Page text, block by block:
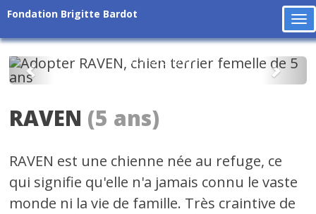
Fondation Brigitte Bardot
Précédent
RAVEN (5 ans)
RAVEN est une chienne née au refuge, ce
qui signifie qu'elle n'a jamais connu le vaste
monde ni la vie de famille. Très craintive de